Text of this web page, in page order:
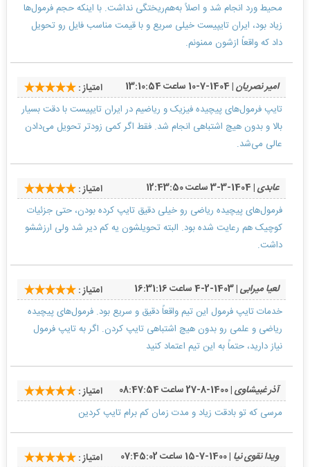
محیط ورد انجام شد و اصلاً به‌هم‌ریختگی نداشت. با اینکه حجم فرمول‌ها
زیاد بود، ایران تایپیست خیلی سریع و با قیمت مناسب فایل رو تحویل
داد که واقعاً ازشون ممنونم.
امیر نصریان| 1404-7-10 ساعت 13:10:54
امتیاز :
تایپ فرمول‌های پیچیده فیزیک و ریاضیم در ایران تایپیست با دقت بسیار
بالا و بدون هیچ اشتباهی انجام شد. فقط اگر کمی زودتر تحویل می‌دادن
عالی می‌شد.
عابدی| 1404-3-3 ساعت 12:43:50
امتیاز :
فرمول‌های پیچیده ریاضی رو خیلی دقیق تایپ کرده بودن، حتی جزئیات
کوچیک هم رعایت شده بود. البته تحویلشون یه کم دیر شد ولی ارزششو
داشت.
لعیا میرابی| 1403-2-4 ساعت 16:31:16
امتیاز :
خدمات تایپ فرمول این تیم واقعاً دقیق و سریع بود. فرمول‌های پیچیده
ریاضی و علمی رو بدون هیچ اشتباهی تایپ کردن. اگر به تایپ فرمول
نیاز دارید، حتماً به این تیم اعتماد کنید
آذر غبیشاوی| 1400-8-27 ساعت 08:47:54
امتیاز :
مرسی که تو بادقت زیاد و مدت زمان کم برام تایپ کردین
ویدا نقوی نیا | 1400-7-15 ساعت 07:45:02
امتیاز :